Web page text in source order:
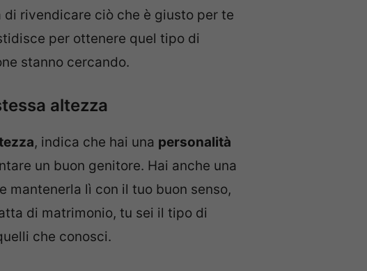
rivendicare ciò che è giusto per te
per ottenere quel tipo di
stanno cercando.
altezza
, indica che hai una personalità
un buon genitore. Hai anche una
mantenerla lì con il tuo buon senso,
di matrimonio, tu sei il tipo di
che conosci.